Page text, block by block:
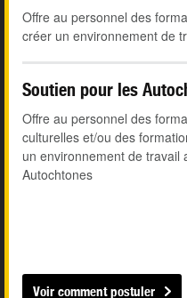
Offre au personnel des
créer un environnement de
Soutien pour les
Offre au personnel des
culturelles et/ou des
un environnement de travail
Autochtones
Voir comment postuler